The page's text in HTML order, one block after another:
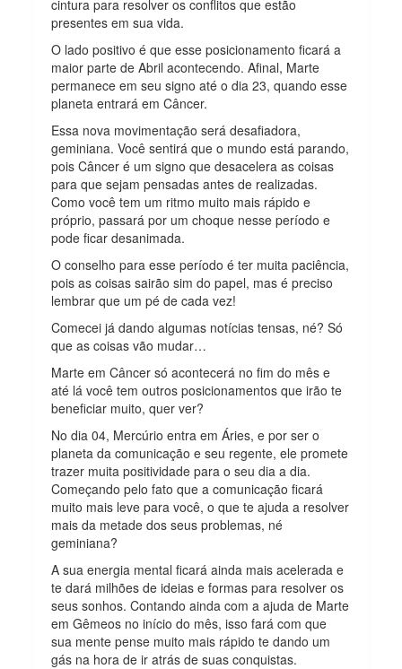
cintura para resolver os conflitos que estão
presentes em sua vida.
O lado positivo é que esse posicionamento ficará a
maior parte de Abril acontecendo. Afinal, Marte
permanece em seu signo até o dia 23, quando esse
planeta entrará em Câncer.
Essa nova movimentação será desafiadora,
geminiana. Você sentirá que o mundo está parando,
pois Câncer é um signo que desacelera as coisas
para que sejam pensadas antes de realizadas.
Como você tem um ritmo muito mais rápido e
próprio, passará por um choque nesse período e
pode ficar desanimada.
O conselho para esse período é ter muita paciência,
pois as coisas sairão sim do papel, mas é preciso
lembrar que um pé de cada vez!
Comecei já dando algumas notícias tensas, né? Só
que as coisas vão mudar…
Marte em Câncer só acontecerá no fim do mês e
até lá você tem outros posicionamentos que irão te
beneficiar muito, quer ver?
No dia 04, Mercúrio entra em Áries, e por ser o
planeta da comunicação e seu regente, ele promete
trazer muita positividade para o seu dia a dia.
Começando pelo fato que a comunicação ficará
muito mais leve para você, o que te ajuda a resolver
mais da metade dos seus problemas, né
geminiana?
A sua energia mental ficará ainda mais acelerada e
te dará milhões de ideias e formas para resolver os
seus sonhos. Contando ainda com a ajuda de Marte
em Gêmeos no início do mês, isso fará com que
sua mente pense muito mais rápido te dando um
gás na hora de ir atrás de suas conquistas.